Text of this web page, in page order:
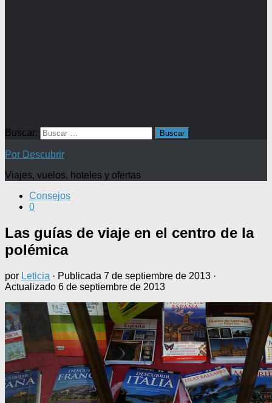
Buscar:
Por Descubrir
Viajes, vuelos, hoteles y ofertas
Consejos
0
Las guías de viaje en el centro de la
polémica
por Leticia · Publicada 7 de septiembre de 2013 ·
Actualizado 6 de septiembre de 2013